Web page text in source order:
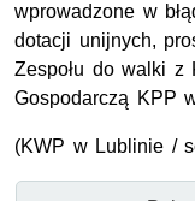
wprowadzone w
dotacji unijnych,
Zespołu do walki z
Gospodarczą KPP
(KWP w Lublinie /